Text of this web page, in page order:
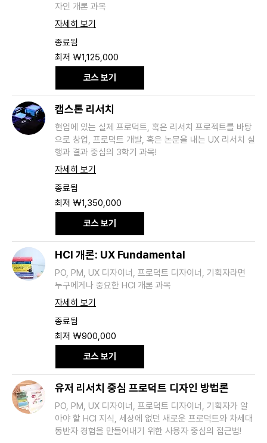
자인 개론 과목
자세히 보기
종료됨
최
저
민
원
최저 ₩1,125,000
코스 보기
캡스톤 리서치
현업에 있는 실제 프로덕트, 혹은 리서치 프로젝트를 바탕
으로 창업, 프로덕트 개발, 혹은 논문을 내는 UX 리서치 실
행과 결과 중심의 3학기 과목!
자세히 보기
종료됨
최
저
민
원
최저 ₩1,350,000
코스 보기
HCI 개론: UX Fundamental
PO, PM, UX 디자이너, 프로덕트 디자이너, 기획자라면
누구에게나 중요한 HCI 개론 과목
자세히 보기
종료됨
최
저
민
원
최저 ₩900,000
코스 보기
유저 리서치 중심 프로덕트 디자인 방법론
PO, PM, UX 디자이너, 프로덕트 디자이너, 기획자가 알
아야 할 HCI 지식, 세상에 없던 새로운 프로덕트와 차세대
동반자 경험을 만들어내기 위한 사용자 중심의 접근법!